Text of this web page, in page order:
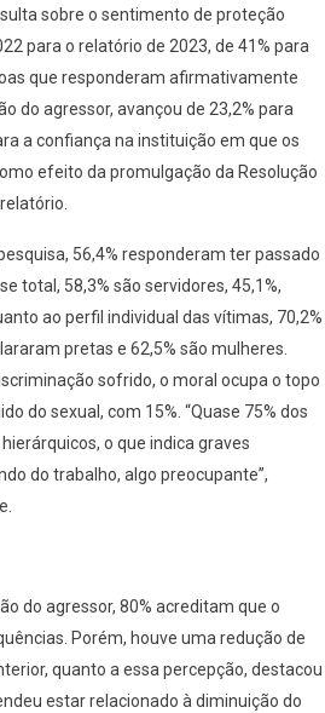
sobre o sentimento de proteção
para o relatório de 2023, de 41% para
que responderam afirmativamente
do agressor, avançou de 23,2% para
a confiança na instituição em que os
efeito da promulgação da Resolução
56,4% responderam ter passado
total, 58,3% são servidores, 45,1%,
ao perfil individual das vítimas, 70,2%
pretas e 62,5% são mulheres.
sofrido, o moral ocupa o topo
do sexual, com 15%. “Quase 75% dos
o que indica graves
do trabalho, algo preocupante”,
do agressor, 80% acreditam que o
Porém, houve uma redução de
quanto a essa percepção, destacou
estar relacionado à diminuição do